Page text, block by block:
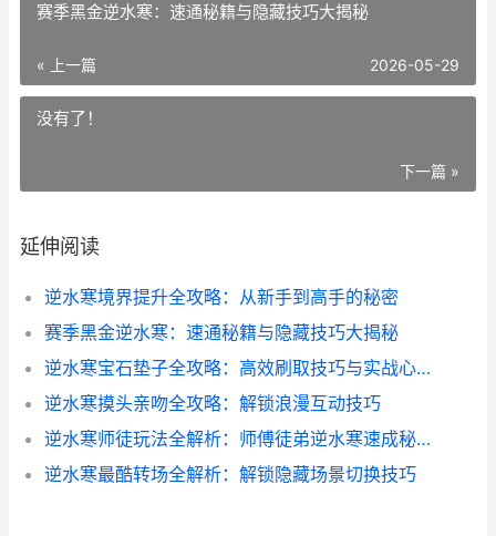
赛季黑金逆水寒：速通秘籍与隐藏技巧大揭秘
« 上一篇 2026-05-29
没有了！
下一篇 »
延伸阅读
逆水寒境界提升全攻略：从新手到高手的秘密
赛季黑金逆水寒：速通秘籍与隐藏技巧大揭秘
逆水寒宝石垫子全攻略：高效刷取技巧与实战心得
逆水寒摸头亲吻全攻略：解锁浪漫互动技巧
逆水寒师徒玩法全解析：师傅徒弟逆水寒速成秘籍
逆水寒最酷转场全解析：解锁隐藏场景切换技巧